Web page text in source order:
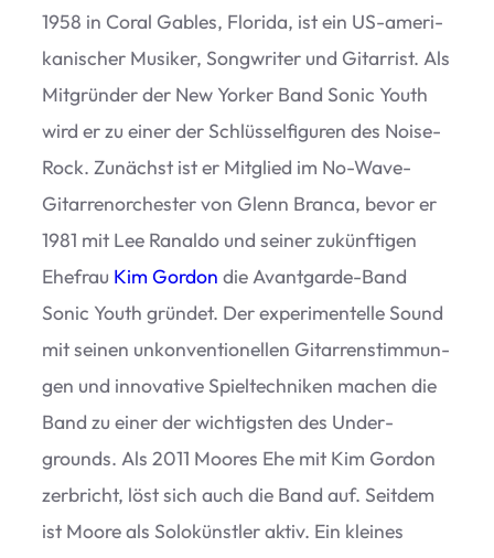
1958 in Coral Gab­les, Flo­rida, ist ein US-ame­ri­
ka­ni­scher Musi­ker, Song­wri­ter und Gitar­rist. Als
Mit­grün­der der New Yor­ker Band Sonic Youth
wird er zu einer der Schlüs­sel­fi­gu­ren des Noise-
Rock. Zunächst ist er Mit­glied im No-Wave-
Gitar­ren­or­ches­ter von Glenn Branca, bevor er
1981 mit Lee Ranaldo und sei­ner zukünf­ti­gen
Ehe­frau Kim Gor­don die Avant­garde-Band
Sonic Youth grün­det. Der expe­ri­men­telle Sound
mit sei­nen unkon­ven­tio­nel­len Gitar­ren­stim­mun­
gen und inno­va­tive Spiel­tech­ni­ken machen die
Band zu einer der wich­tigs­ten des Under­
grounds. Als 2011 Moo­res Ehe mit Kim Gor­don
zer­bricht, löst sich auch die Band auf. Seit­dem
ist Moore als Solo­künst­ler aktiv. Ein klei­nes